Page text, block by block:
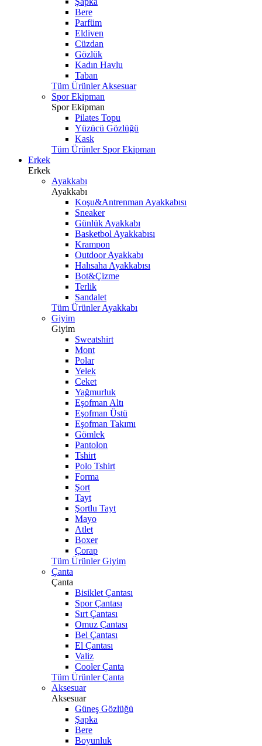
Bere
Parfüm
Eldiven
Cüzdan
Gözlük
Kadın Havlu
Taban
Tüm Ürünler Aksesuar
Spor Ekipman
Spor Ekipman
Pilates Topu
Yüzücü Gözlüğü
Kask
Tüm Ürünler Spor Ekipman
Erkek
Erkek
Ayakkabı
Ayakkabı
Koşu&Antrenman Ayakkabısı
Sneaker
Günlük Ayakkabı
Basketbol Ayakkabısı
Krampon
Outdoor Ayakkabı
Halısaha Ayakkabısı
Bot&Çizme
Terlik
Sandalet
Tüm Ürünler Ayakkabı
Giyim
Giyim
Sweatshirt
Mont
Polar
Yelek
Ceket
Yağmurluk
Eşofman Altı
Eşofman Üstü
Eşofman Takımı
Gömlek
Pantolon
Tshirt
Polo Tshirt
Forma
Şort
Tayt
Şortlu Tayt
Mayo
Atlet
Boxer
Çorap
Tüm Ürünler Giyim
Çanta
Çanta
Bisiklet Çantası
Spor Çantası
Sırt Çantası
Omuz Çantası
Bel Çantası
El Çantası
Valiz
Cooler Çanta
Tüm Ürünler Çanta
Aksesuar
Aksesuar
Güneş Gözlüğü
Şapka
Bere
Boyunluk